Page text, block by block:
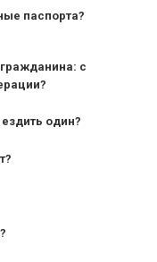
паспорта?
с
один?
— от 10 лет и